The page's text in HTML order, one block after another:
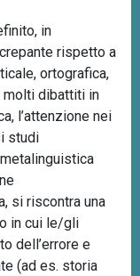
in
rispetto a
ortografica,
molti dibattiti in
l’attenzione nei
studi
si riscontra una
in cui le/gli
dell’errore e
(ad es. storia